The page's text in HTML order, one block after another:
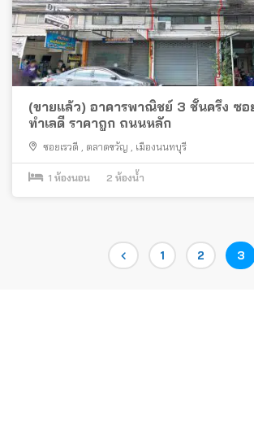
(ขายแล้ว) อาคารพาณิชย์ 3 ชั้นครึ่ง ซอ
ทำเลดี ราคาถูก ถนนหลัก
ซอยเรวดี ตลาดขวัญ เมืองนนทบุรี
1 ห้องนอน 2 ห้องน้ำ
Page
1 Page
2 3